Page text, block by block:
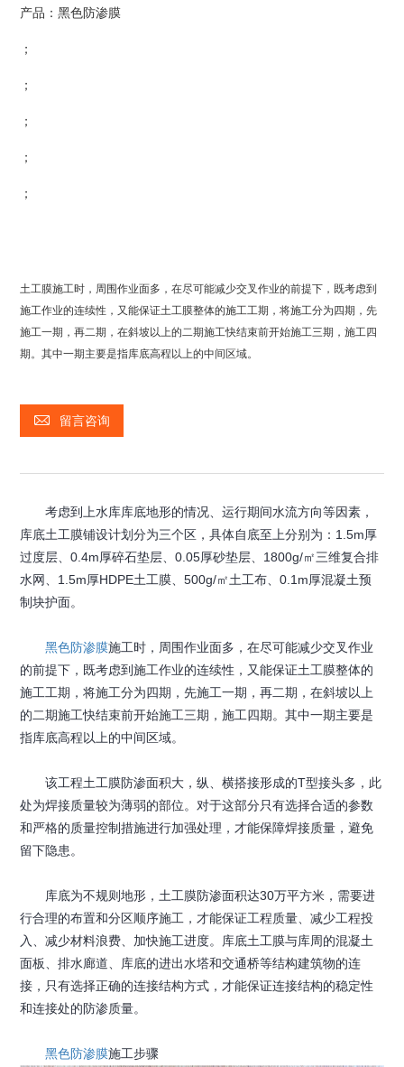
产品：黑色防渗膜
；
；
；
；
；
土工膜施工时，周围作业面多，在尽可能减少交叉作业的前提下，既考虑到
施工作业的连续性，又能保证土工膜整体的施工工期，将施工分为四期，先
施工一期，再二期，在斜坡以上的二期施工快结束前开始施工三期，施工四
期。其中一期主要是指库底高程以上的中间区域。
留言咨询
考虑到上水库库底地形的情况、运行期间水流方向等因素，
库底土工膜铺设计划分为三个区，具体自底至上分别为：1.5m厚
过度层、0.4m厚碎石垫层、0.05厚砂垫层、1800g/㎡三维复合排
水网、1.5m厚HDPE土工膜、500g/㎡土工布、0.1m厚混凝土预
制块护面。
黑色防渗膜施工时，周围作业面多，在尽可能减少交叉作业
的前提下，既考虑到施工作业的连续性，又能保证土工膜整体的
施工工期，将施工分为四期，先施工一期，再二期，在斜坡以上
的二期施工快结束前开始施工三期，施工四期。其中一期主要是
指库底高程以上的中间区域。
该工程土工膜防渗面积大，纵、横搭接形成的T型接头多，此
处为焊接质量较为薄弱的部位。对于这部分只有选择合适的参数
和严格的质量控制措施进行加强处理，才能保障焊接质量，避免
留下隐患。
库底为不规则地形，土工膜防渗面积达30万平方米，需要进
行合理的布置和分区顺序施工，才能保证工程质量、减少工程投
入、减少材料浪费、加快施工进度。库底土工膜与库周的混凝土
面板、排水廊道、库底的进出水塔和交通桥等结构建筑物的连
接，只有选择正确的连接结构方式，才能保证连接结构的稳定性
和连接处的防渗质量。
黑色防渗膜施工步骤